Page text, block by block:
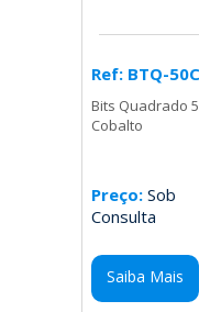
Ref: BTQ-50C
Bits Quadrado
Cobalto
Preço: Sob
Consulta
Saiba Mais